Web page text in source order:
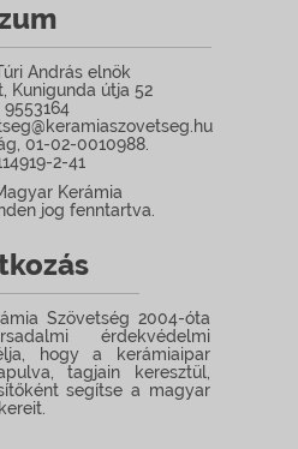
András elnök
Kunigunda útja 52
01-02-0010988.
2-41
Kerámia
jog fenntartva.
Szövetség 2004-óta
érdekvédelmi
hogy a kerámiaipar
tagjain keresztül,
segítse a magyar